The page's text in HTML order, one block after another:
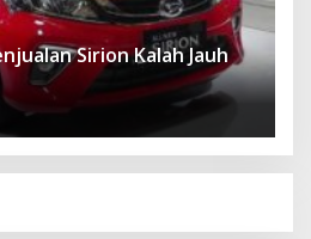
Sirion Kalah Jauh